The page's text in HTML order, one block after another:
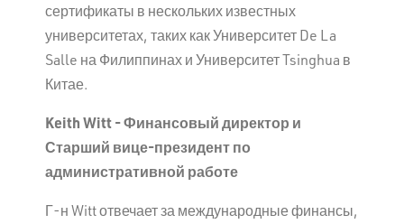
сертификаты в нескольких известных
университетах, таких как Университет De La
Salle на Филиппинах и Университет Tsinghua в
Китае.
KeithWitt- Финансовый директор и
Старший вице-президент по
административной работе
Г-н Witt отвечает за международные финансы,